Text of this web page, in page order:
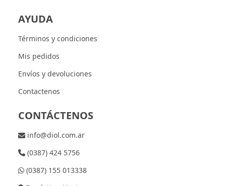
AYUDA
Términos y condiciones
Mis pedidos
Envíos y devoluciones
Contactenos
CONTÁCTENOS
info@diol.com.ar
(0387) 424 5756
(0387) 155 013338